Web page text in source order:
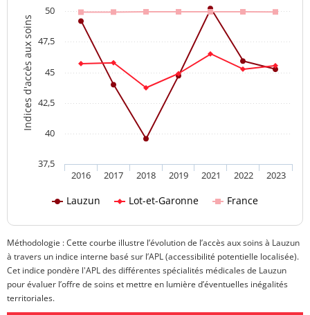
Indices d'accès aux soins
Lauzun Lot-et-Garonne France
2016 2017 2018 2019 2021 2022 2023
37,5
40
42,5
45
47,5
50
Méthodologie : Cette courbe illustre l’évolution de l’accès aux soins à Lauzun
à travers un indice interne basé sur l’APL (accessibilité potentielle localisée).
Cet indice pondère l'APL des différentes spécialités médicales de Lauzun
pour évaluer l’offre de soins et mettre en lumière d’éventuelles inégalités
territoriales.